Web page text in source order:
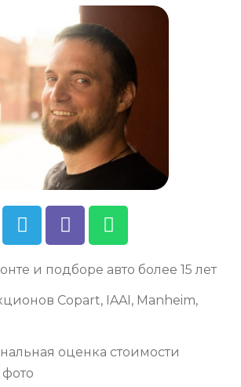
и подборе авто более 15 лет
Copart, IAAI, Manheim,
оценка стоимости